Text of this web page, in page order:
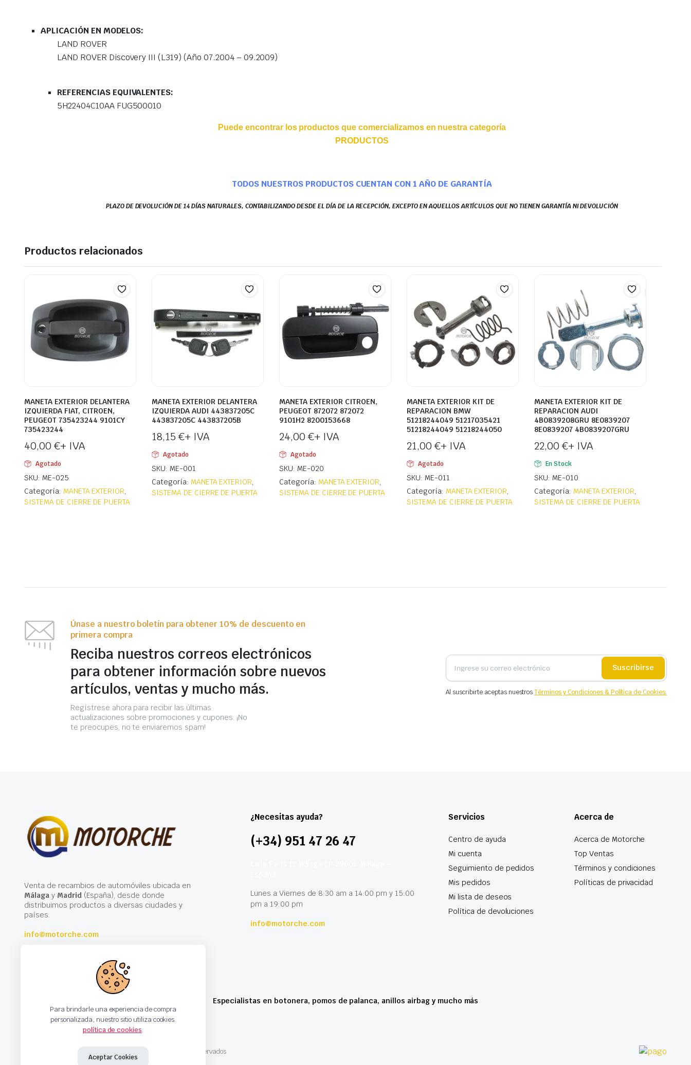
APLICACIÓN EN MODELOS:
LAND ROVER
LAND ROVER Discovery III (L319) (Año 07.2004 – 09.2009)
REFERENCIAS EQUIVALENTES:
5H22404C10AA FUG500010
Puede encontrar los productos que comercializamos en nuestra categoría
PRODUCTOS
TODOS NUESTROS PRODUCTOS CUENTAN CON 1 AÑO DE GARANTÍA
PLAZO DE DEVOLUCIÓN DE 14 DÍAS NATURALES, CONTABILIZANDO DESDE EL DÍA DE LA RECEPCIÓN, EXCEPTO EN AQUELLOS ARTÍCULOS QUE NO TIENEN GARANTÍA NI DEVOLUCIÓN
Productos relacionados
MANETA EXTERIOR DELANTERA
IZQUIERDA FIAT, CITROEN,
PEUGEOT 735423244 9101CY
735423244
40,00 €+ IVA
Agotado
SKU: ME-025
Categoría: MANETA EXTERIOR,
SISTEMA DE CIERRE DE PUERTA
MANETA EXTERIOR DELANTERA
IZQUIERDA AUDI 443837205C
443837205C 443837205B
18,15 €+ IVA
Agotado
SKU: ME-001
Categoría: MANETA EXTERIOR,
SISTEMA DE CIERRE DE PUERTA
MANETA EXTERIOR CITROEN,
PEUGEOT 872072 872072
9101H2 8200153668
24,00 €+ IVA
Agotado
SKU: ME-020
Categoría: MANETA EXTERIOR,
SISTEMA DE CIERRE DE PUERTA
MANETA EXTERIOR KIT DE
REPARACION BMW
51218244049 51217035421
51218244049 51218244050
21,00 €+ IVA
Agotado
SKU: ME-011
Categoría: MANETA EXTERIOR,
SISTEMA DE CIERRE DE PUERTA
MANETA EXTERIOR KIT DE
REPARACION AUDI
4B0839208GRU 8E0839207
8E0839207 4B0839207GRU
22,00 €+ IVA
En Stock
SKU: ME-010
Categoría: MANETA EXTERIOR,
SISTEMA DE CIERRE DE PUERTA
Únase a nuestro boletín para obtener 10% de descuento en
primera compra
Reciba nuestros correos electrónicos
para obtener información sobre nuevos
artículos, ventas y mucho más.
Regístrese ahora para recibir las últimas
actualizaciones sobre promociones y cupones. ¡No
te preocupes, no te enviaremos spam!
Suscribirse
Al suscribirte aceptas nuestrosTérminos y Condiciones & Política de Cookies.
Venta de recambios de automóviles ubicada en
Málagay Madrid(España), desde donde
distribuimos productos a diversas ciudades y
países.
info@motorche.com
¿Necesitas ayuda?
(+34) 951 47 26 47
Lunes a Viernes de 8:30 am a 14:00 pm y 15:00
pm a 19:00 pm
info@motorche.com
Servicios
Centro de ayuda
Mi cuenta
Seguimiento de pedidos
Mis pedidos
Mi lista de deseos
Política de devoluciones
Acerca de
Acerca de Motorche
Top Ventas
Términos y condiciones
Políticas de privacidad
Especialistas en botonera, pomos de palanca, anillos airbag y mucho más
Copyright 2024 © Motorche Autoparts. Todos los derechos reservados
Para brindarle una experiencia de compra
personalizada, nuestro sitio utiliza cookies.
política de cookies.
Aceptar Cookies